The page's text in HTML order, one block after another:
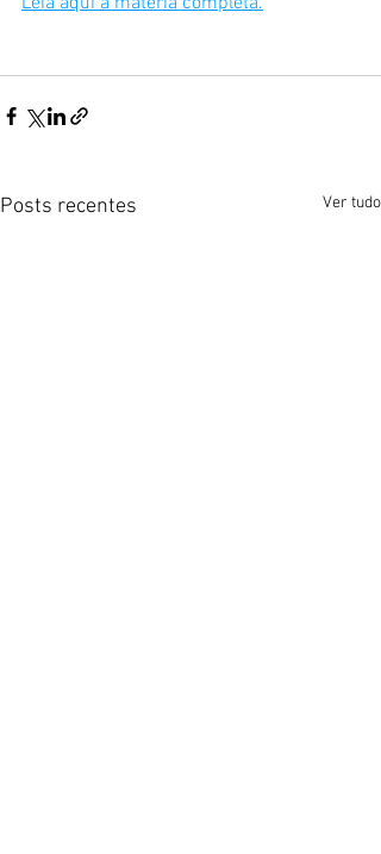
Posts recentes Ver tudo